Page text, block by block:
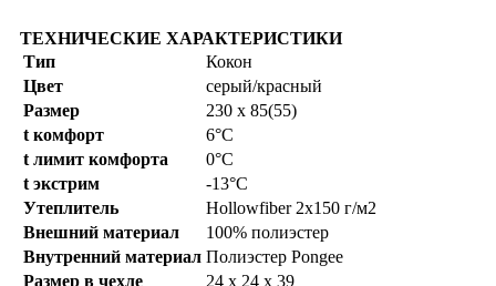
ТЕХНИЧЕСКИЕ ХАРАКТЕРИСТИКИ
Тип
Кокон
Цвет
серый/красный
Размер
230 х 85(55)
t комфорт
6°C
t лимит комфорта
0°C
t экстрим
-13°C
Утеплитель
Hollowfiber 2х150 г/м2
Внешний материал
100% полиэстер
Внутренний материал Полиэстер Pongee
Размер в чехле
24 х 24 х 39